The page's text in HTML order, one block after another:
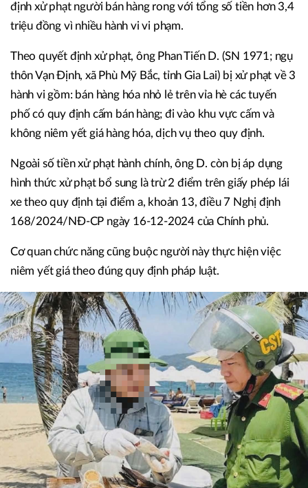
định xử phạt người bán hàng rong với tổng số tiền hơn 3,4
triệu đồng vì nhiều hành vi vi phạm.
Theo quyết định xử phạt, ông Phan Tiến D. (SN 1971; ngụ
thôn Vạn Định, xã Phù Mỹ Bắc, tỉnh Gia Lai) bị xử phạt về 3
hành vi gồm: bán hàng hóa nhỏ lẻ trên vỉa hè các tuyến
phố có quy định cấm bán hàng; đi vào khu vực cấm và
không niêm yết giá hàng hóa, dịch vụ theo quy định.
Ngoài số tiền xử phạt hành chính, ông D. còn bị áp dụng
hình thức xử phạt bổ sung là trừ 2 điểm trên giấy phép lái
xe theo quy định tại điểm a, khoản 13, điều 7 Nghị định
168/2024/NĐ-CP ngày 16-12-2024 của Chính phủ.
Cơ quan chức năng cũng buộc người này thực hiện việc
niêm yết giá theo đúng quy định pháp luật.